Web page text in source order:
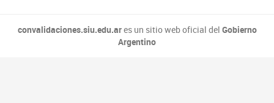
convalidaciones.siu.edu.ares un sitio web oficial del Gobierno
Argentino